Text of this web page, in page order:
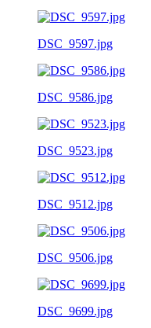
DSC_9597.jpg
DSC_9586.jpg
DSC_9523.jpg
DSC_9512.jpg
DSC_9506.jpg
DSC_9699.jpg